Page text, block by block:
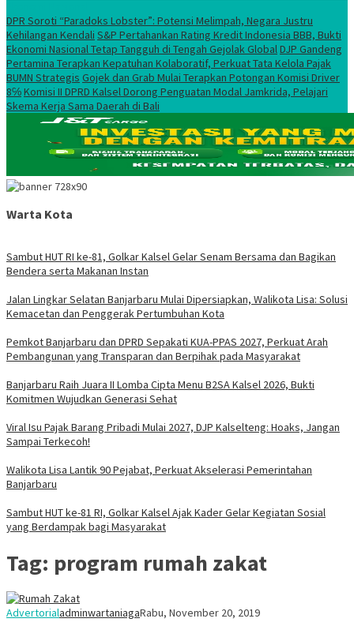
DPR Soroti “Paradoks Lobster”: Potensi Melimpah, Negara Justru
Kehilangan Kendali S&P Pertahankan Rating Kredit Indonesia BBB, Bukti
Ekonomi Nasional Tetap Tangguh di Tengah Gejolak GlobalDJP Gandeng
Pertamina Terapkan Kepatuhan Kolaboratif, Perkuat Tata Kelola Pajak
BUMN Strategis Gojek dan Grab Mulai Terapkan Potongan Komisi Driver
8℅Komisi II DPRD Kalsel Dorong Penguatan Modal Jamkrida, Pelajari
Skema Kerja Sama Daerah di Bali
Warta Kota
Sambut HUT RI ke-81, Golkar Kalsel Gelar Senam Bersama dan Bagikan
Bendera serta Makanan Instan
Jalan Lingkar Selatan Banjarbaru Mulai Dipersiapkan, Walikota Lisa: Solusi
Kemacetan dan Penggerak Pertumbuhan Kota
Pemkot Banjarbaru dan DPRD Sepakati KUA-PPAS 2027, Perkuat Arah
Pembangunan yang Transparan dan Berpihak pada Masyarakat
Banjarbaru Raih Juara II Lomba Cipta Menu B2SA Kalsel 2026, Bukti
Komitmen Wujudkan Generasi Sehat
Viral Isu Pajak Barang Pribadi Mulai 2027, DJP Kalselteng: Hoaks, Jangan
Sampai Terkecoh!
Walikota Lisa Lantik 90 Pejabat, Perkuat Akselerasi Pemerintahan
Banjarbaru
Sambut HUT ke-81 RI, Golkar Kalsel Ajak Kader Gelar Kegiatan Sosial
yang Berdampak bagi Masyarakat
Tag: program rumah zakat
AdvertorialadminwartaniagaRabu, November 20, 2019